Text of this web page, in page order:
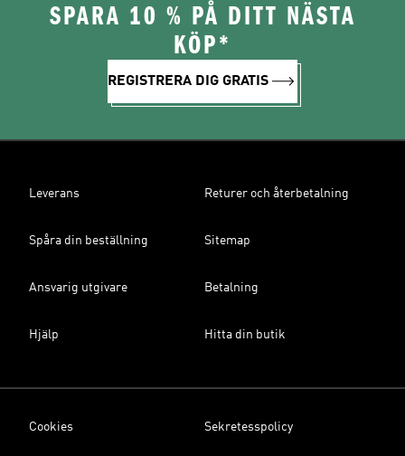
SPARA 10 % PÅ DITT NÄSTA
KÖP*
REGISTRERA DIG GRATIS
Leverans Returer och återbetalning
Spåra din beställning Sitemap
Ansvarig utgivare Betalning
Hjälp Hitta din butik
Cookies Sekretesspolicy